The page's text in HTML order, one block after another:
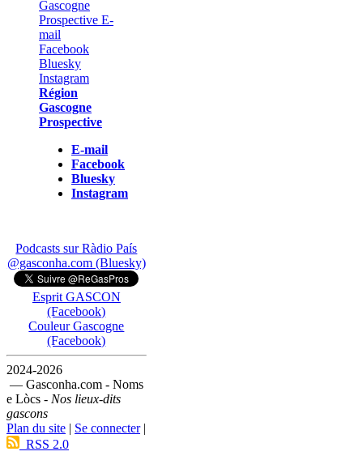
Région
Gascogne
Prospective
E-mail
Facebook
Bluesky
Instagram
Podcasts sur Ràdio País
@gasconha.com (Bluesky)
Esprit GASCON
(Facebook)
Couleur Gascogne
(Facebook)
2024-2026
— Gasconha.com - Noms
e Lòcs - Nos lieux-dits
gascons
Plan du site | Se connecter|
RSS 2.0